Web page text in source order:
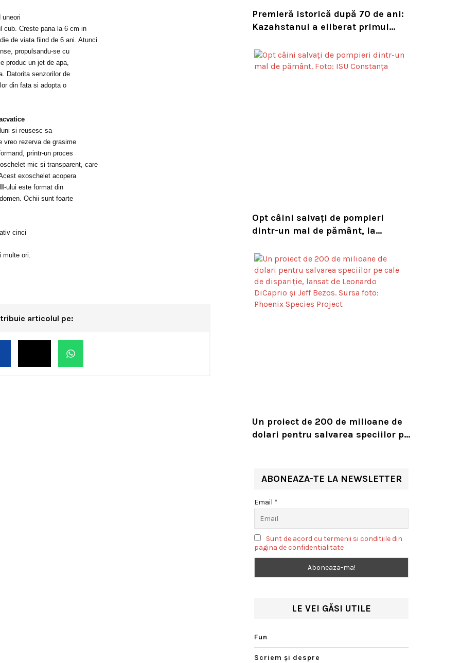
uneori
cub. Creste pana la 6 cm in
de viata fiind de 6 ani. Atunci
propulsandu-se cu
produc un jet de apa,
Datorita senzorilor de
din fata si adopta o
si reusesc sa
vreo rezerva de grasime
printr-un proces
mic si transparent, care
exoschelet acopera
-ului este format din
Ochii sunt foarte
cinci
multe ori.
articolul pe:
Premieră istorică după 70 de ani:
Kazahstanul a eliberat primul
readuce prădătorul dispărut în
habitatul său natural
Opt câini salvați de pompieri
dintr-un mal de pământ, la
în timpul unor lucrări VIDEO
Un proiect de 200 de milioane de
dolari pentru salvarea speciilor pe
ABONEAZA-TE LA NEWSLETTER
Email *
Sunt de acord cu termenii si conditiile din
pagina de confidentialitate
LE VEI GĂSI UTILE
Fun
Scriem şi despre